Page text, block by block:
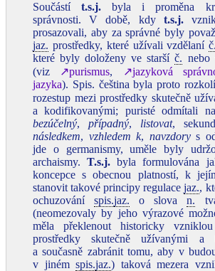
Součástít.s.j. byla i proměna
správnosti. V době, kdy t.s.j.
prosazovali, aby za správné byly
jaz. prostředky, které užívali vzdělaníč.
které byly doloženy ve staršíč. nebo
(viz ↗purismus, ↗jazyková
jazyka). Spis. čeština byla proto
rozestup mezi prostředky skutečně
a kodifikovanými; puristé odmítali
bezúčelný, případný, listovat,
následkem, vzhledem k, navzdorys
jde o germanismy, uměle byly
archaismy.T.s.j. byla formulována
koncepce s obecnou platností, k
stanovit takové principy regulacejaz.,
ochuzováníspis.jaz. o slovan.
(neomezovaly by jeho výrazové
měla překlenout historicky
prostředky skutečně užívanými a
a současně zabránit tomu, aby v
v jinémspis.jaz.) taková mezera